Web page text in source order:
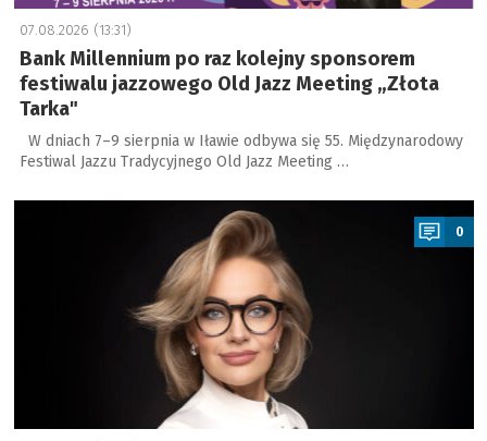
07.08.2026 (13:31)
Bank Millennium po raz kolejny sponsorem
festiwalu jazzowego Old Jazz Meeting „Złota
Tarka"
W dniach 7–9 sierpnia w Iławie odbywa się 55. Międzynarodowy
Festiwal Jazzu Tradycyjnego Old Jazz Meeting …
a
0